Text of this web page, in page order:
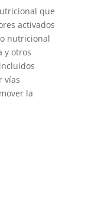
que
activados
nutricional
y otros
vías
la